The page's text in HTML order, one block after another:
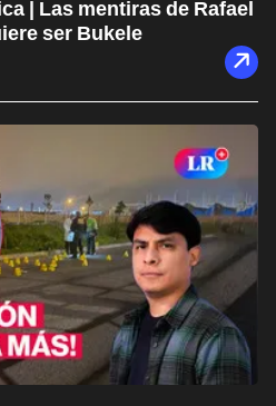
| Las mentiras de Rafael
ser Bukele